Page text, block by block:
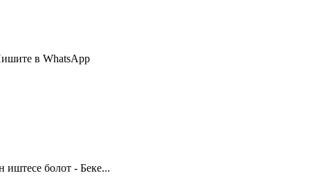
в WhatsApp
болот - Беке...